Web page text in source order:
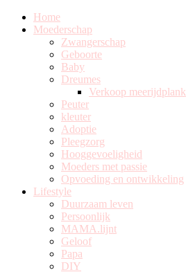
Home
Moederschap
Zwangerschap
Geboorte
Baby
Dreumes
Verkoop meerijdplank
Peuter
kleuter
Adoptie
Pleegzorg
Hooggevoeligheid
Moeders met passie
Opvoeding en ontwikkeling
Lifestyle
Duurzaam leven
Persoonlijk
MAMA.lijnt
Geloof
Papa
DIY